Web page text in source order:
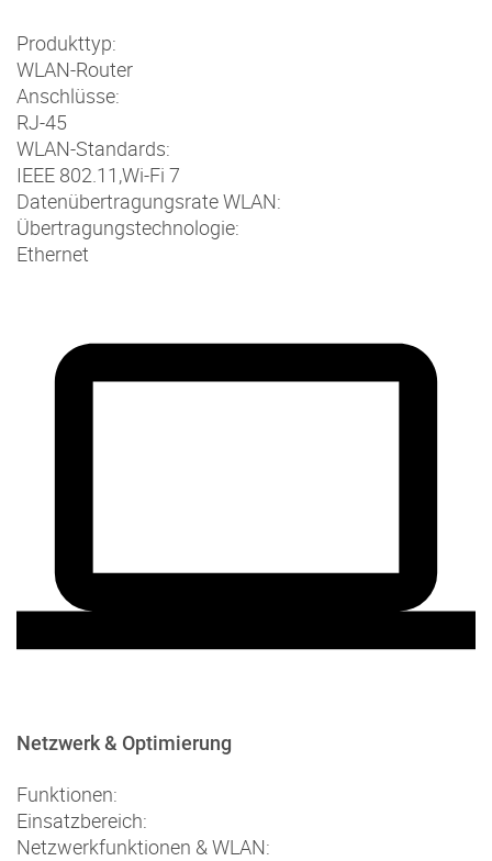
Produkttyp:
WLAN-Router
Anschlüsse:
RJ-45
WLAN-Standards:
IEEE 802.11 ,Wi-Fi 7
Datenübertragungsrate WLAN:
Übertragungstechnologie:
Ethernet
Netzwerk & Optimierung
Funktionen:
Einsatzbereich:
Netzwerkfunktionen & WLAN: